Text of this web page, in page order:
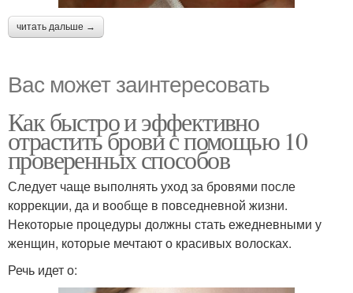
читать дальше →
Вас может заинтересовать
Как быстро и эффективно
отрастить брови с помощью 10
проверенных способов
Следует чаще выполнять уход за бровями после
коррекции, да и вообще в повседневной жизни.
Некоторые процедуры должны стать ежедневными у
женщин, которые мечтают о красивых волосках.
Речь идет о: